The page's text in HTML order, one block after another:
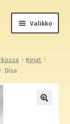
Valikko
Kirjat
Dísa